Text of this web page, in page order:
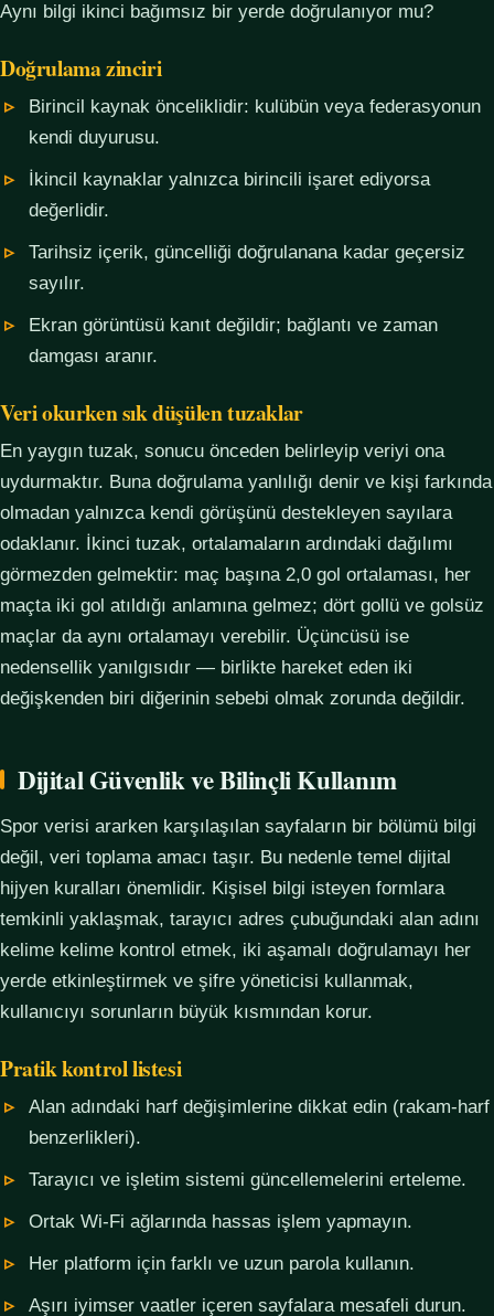
Aynı bilgi ikinci bağımsız bir yerde doğrulanıyor mu?
Doğrulama zinciri
Birincil kaynak önceliklidir: kulübün veya federasyonun
kendi duyurusu.
İkincil kaynaklar yalnızca birincili işaret ediyorsa
değerlidir.
Tarihsiz içerik, güncelliği doğrulanana kadar geçersiz
sayılır.
Ekran görüntüsü kanıt değildir; bağlantı ve zaman
damgası aranır.
Veri okurken sık düşülen tuzaklar
En yaygın tuzak, sonucu önceden belirleyip veriyi ona
uydurmaktır. Buna doğrulama yanlılığı denir ve kişi farkında
olmadan yalnızca kendi görüşünü destekleyen sayılara
odaklanır. İkinci tuzak, ortalamaların ardındaki dağılımı
görmezden gelmektir: maç başına 2,0 gol ortalaması, her
maçta iki gol atıldığı anlamına gelmez; dört gollü ve golsüz
maçlar da aynı ortalamayı verebilir. Üçüncüsü ise
nedensellik yanılgısıdır — birlikte hareket eden iki
değişkenden biri diğerinin sebebi olmak zorunda değildir.
Dijital Güvenlik ve Bilinçli Kullanım
Spor verisi ararken karşılaşılan sayfaların bir bölümü bilgi
değil, veri toplama amacı taşır. Bu nedenle temel dijital
hijyen kuralları önemlidir. Kişisel bilgi isteyen formlara
temkinli yaklaşmak, tarayıcı adres çubuğundaki alan adını
kelime kelime kontrol etmek, iki aşamalı doğrulamayı her
yerde etkinleştirmek ve şifre yöneticisi kullanmak,
kullanıcıyı sorunların büyük kısmından korur.
Pratik kontrol listesi
Alan adındaki harf değişimlerine dikkat edin (rakam-harf
benzerlikleri).
Tarayıcı ve işletim sistemi güncellemelerini erteleme.
Ortak Wi-Fi ağlarında hassas işlem yapmayın.
Her platform için farklı ve uzun parola kullanın.
Aşırı iyimser vaatler içeren sayfalara mesafeli durun.